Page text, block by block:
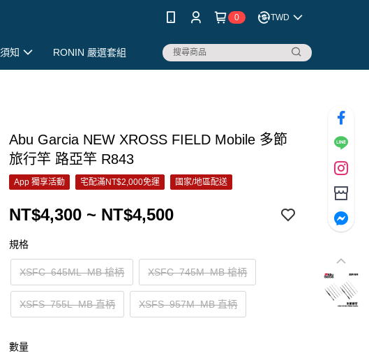
0 TWD
知 RONIN 嚴選套組
Abu Garcia NEW XROSS FIELD Mobile 多節
旅行竿 路亞竿 R843
App 獨享活動 宅配滿NT$2,000免運 國家/地區配送
NT$4,300 ~ NT$4,500
規格
XSFC–645ML–MB 槍柄 XSFC–745M–MB 槍柄
XSFS–755L–MB 直柄 XSFS–957M–MB 直柄
數量